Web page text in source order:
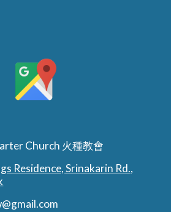
Church 火種教會
Residence, Srinakarin Rd.,